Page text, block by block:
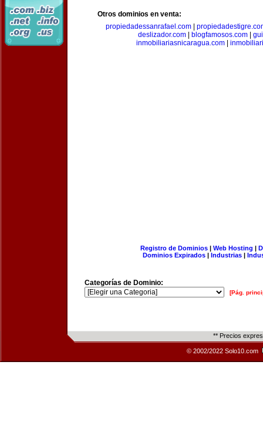
Otros dominios en venta:
propiedadessanrafael.com
deslizador.com| blogfamosos.com|
inmobiliariasnicaragua.com
Registro de Dominios| Web Hosting |
Dominios Expirados | Industrias |
Categorías de Dominio:
[Pág.
** Precios
© 2002/2022 Solo10.com